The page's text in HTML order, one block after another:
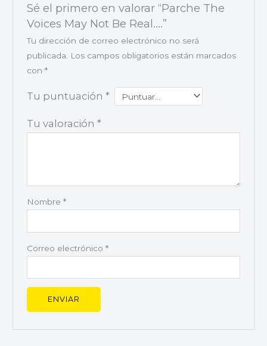
Sé el primero en valorar “Parche The
Voices May Not Be Real….”
Tu dirección de correo electrónico no será
publicada.
Los campos obligatorios están marcados
con *
Tu puntuación *
Tu valoración *
Nombre *
Correo electrónico *